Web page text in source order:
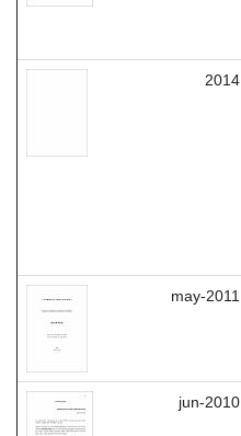
2014
may-2011
jun-2010